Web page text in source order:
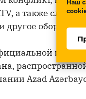
Наш
а также
другое
Azad